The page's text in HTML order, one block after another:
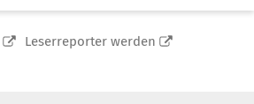
Leserreporter werden